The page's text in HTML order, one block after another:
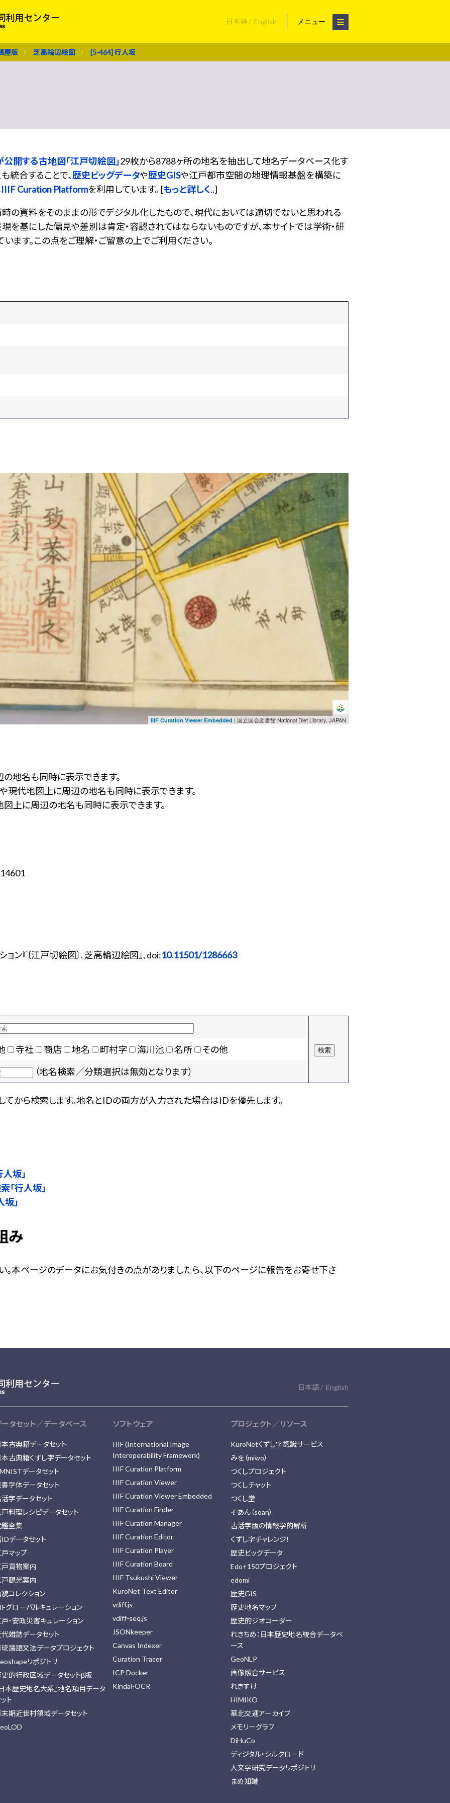
日本語 English メニュー
屋版 芝高輪辺絵図 [5-464] 行人坂
開する古地図「江戸切絵図」29枚から8788ヶ所の地名を抽出して地名データベース化す
統合することで、歴史ビッグデータや歴史GISや江戸都市空間の地理情報基盤を構築に
IIIF Curation Platformを利用しています。 [もっと詳しく..]
の資料をそのままの形でデジタル化したもので、現代においては適切でないと思われる
を基にした偏見や差別は肯定・容認されてはならないものですが、本サイトでは学術・研
ます。この点をご理解・ご留意の上でご利用ください。
IIIF Curation Viewer Embedded | 国立国会図書館 National Diet Library, JAPAN
地名も同時に表示できます。
や現代地図上に周辺の地名も同時に表示できます。
図上に周辺の地名も同時に表示できます。
ン『〔江戸切絵図〕. 芝高輪辺絵図』, doi:10.11501/1286663
寺社 商店 地名 町村字 海川池 名所
その他
（地名検索／分類選択は無効となります）
から検索します。地名とIDの両方が入力された場合はIDを優先します。
坂」
「行人坂」
」
み
本ページのデータにお気付きの点がありましたら、以下のページに報告をお寄せ下さ
日本語 English
ータセット／データベース
古典籍データセット
古典籍くずし字データセット
データセット
字体データセット
字データセット
料理レシピデータセット
鑑全集
データセット
マップ
戸買物案内
戸観光案内
コレクション
グローバルキュレーション
・安政災害キュレーション
雑誌データセット
諸語文法データプロジェクト
リポジトリ
的行政区域データセットβ版
本歴史地名大系』地名項目データ
ト
期近世村領域データセット
ソフトウェア
IIIF (International Image
Interoperability Framework)
IIIF Curation Platform
IIIF Curation Viewer
IIIF Curation Viewer Embedded
IIIF Curation Finder
IIIF Curation Manager
IIIF Curation Editor
IIIF Curation Player
IIIF Curation Board
IIIF Tsukushi Viewer
KuroNet Text Editor
vdiff.js
vdiff-seq.js
JSONkeeper
Canvas Indexer
Curation Tracer
ICP Docker
Kindai-OCR
プロジェクト／リソース
KuroNetくずし字認識サービス
みを（miwo）
つくしプロジェクト
つくしチャット
つくし堂
そあん（soan）
古活字版の情報学的解析
くずし字チャレンジ！
歴史ビッグデータ
Edo+150プロジェクト
edomi
歴史GIS
歴史地名マップ
歴史的ジオコーダー
れきちめ：日本歴史地名統合データベ
ース
GeoNLP
画像照合サービス
れきすけ
HIMIKO
華北交通アーカイブ
メモリーグラフ
DiHuCo
ディジタル・シルクロード
人文学研究データリポジトリ
まめ知識